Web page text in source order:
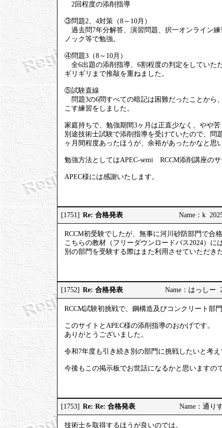
2回程度の添削指導
③問題2、4対策（8～10月）
過去問7年分解答、演習問題、択一オンライン
ノック等で勉強。
④問題3（8～10月）
全6出題の添削指導、6割程度の判定をしていた
ギリギリまで推敲を重ねました。
⑤試験直線
問題3の6問すべての暗記は困難だったことから
こす練習をしました。
家庭持ちで、勉強期間3ヶ月は正直少なく、やや
別途技術士試験で添削指導を受けていたので、問
ヶ月間程度あったほうが、余裕があったかなと思
勉強方法としてはAPEC-semi RCCM添削講座の
APEC様には感謝いたします。
[1751] Re: 合格発表 Name：k
RCCM初受験でしたが、無事に河川砂防部門で合
こちらの教材（フリーダウンロードパス2024）に
別の部門を受験する際はまた利用させていただき
[1752] Re: 合格発表 Name：はっしー
RCCM試験初挑戦で、鋼構造及びコンクリート部
このサイトとAPEC様の添削指導のおかげです。
ありがとうございました。
令和7年度も引き続き別の部門に挑戦したいと考
今後もこの掲示板でお世話になるかと思いますの
[1753] Re: Re: 合格発表 Name：通り
技術士を取得するほうが良いのでは。